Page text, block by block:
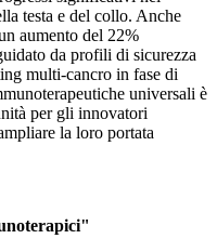
testa e del collo. Anche
aumento del 22%
da profili di sicurezza
multi-cancro in fase di
universali è
per gli innovatori
la loro portata